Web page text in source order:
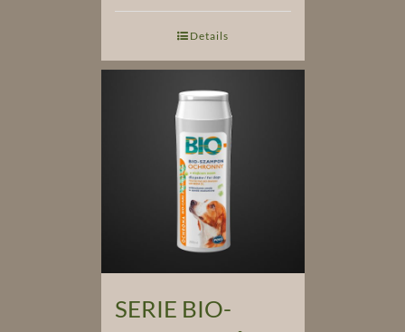
Details
SERIE BIO-